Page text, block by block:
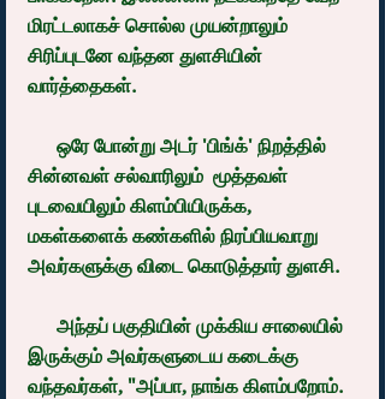
மிரட்டலாகச் சொல்ல முயன்றாலும்
சிரிப்புடனே வந்தன துளசியின்
வார்த்தைகள்.
சின்னவள் சல்வாரிலும்  மூத்தவள்
புடவையிலும் கிளம்பியிருக்க,
மகள்களைக் கண்களில் நிரப்பியவாறு
அவர்களுக்கு விடை கொடுத்தார் துளசி.
இருக்கும் அவர்களுடைய கடைக்கு
வந்தவர்கள், "அப்பா, நாங்க கிளம்பறோம்.